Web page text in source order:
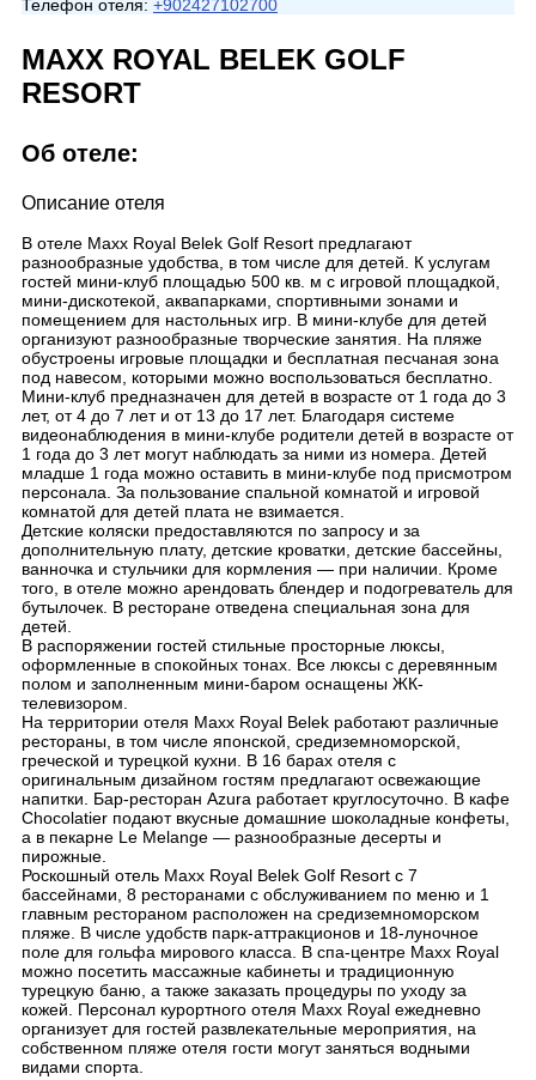
Телефон отеля: +902427102700
MAXX ROYAL BELEK GOLF
RESORT
Об отеле:
Описание отеля
В отеле Maxx Royal Belek Golf Resort предлагают
разнообразные удобства, в том числе для детей. К услугам
гостей мини-клуб площадью 500 кв. м с игровой площадкой,
мини-дискотекой, аквапарками, спортивными зонами и
помещением для настольных игр. В мини-клубе для детей
организуют разнообразные творческие занятия. На пляже
обустроены игровые площадки и бесплатная песчаная зона
под навесом, которыми можно воспользоваться бесплатно.
Мини-клуб предназначен для детей в возрасте от 1 года до 3
лет, от 4 до 7 лет и от 13 до 17 лет. Благодаря системе
видеонаблюдения в мини-клубе родители детей в возрасте от
1 года до 3 лет могут наблюдать за ними из номера. Детей
младше 1 года можно оставить в мини-клубе под присмотром
персонала. За пользование спальной комнатой и игровой
комнатой для детей плата не взимается.
Детские коляски предоставляются по запросу и за
дополнительную плату, детские кроватки, детские бассейны,
ванночка и стульчики для кормления — при наличии. Кроме
того, в отеле можно арендовать блендер и подогреватель для
бутылочек. В ресторане отведена специальная зона для
детей.
В распоряжении гостей стильные просторные люксы,
оформленные в спокойных тонах. Все люксы с деревянным
полом и заполненным мини-баром оснащены ЖК-
телевизором.
На территории отеля Maxx Royal Belek работают различные
рестораны, в том числе японской, средиземноморской,
греческой и турецкой кухни. В 16 барах отеля с
оригинальным дизайном гостям предлагают освежающие
напитки. Бар-ресторан Azura работает круглосуточно. В кафе
Chocolatier подают вкусные домашние шоколадные конфеты,
а в пекарне Le Melange — разнообразные десерты и
пирожные.
Роскошный отель Maxx Royal Belek Golf Resort с 7
бассейнами, 8 ресторанами с обслуживанием по меню и 1
главным рестораном расположен на средиземноморском
пляже. В числе удобств парк-аттракционов и 18-луночное
поле для гольфа мирового класса. В спа-центре Maxx Royal
можно посетить массажные кабинеты и традиционную
турецкую баню, а также заказать процедуры по уходу за
кожей. Персонал курортного отеля Maxx Royal ежедневно
организует для гостей развлекательные мероприятия, на
собственном пляже отеля гости могут заняться водными
видами спорта.